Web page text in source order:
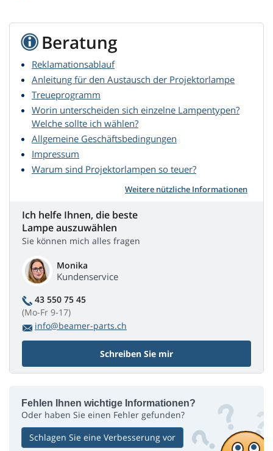
Beratung
Reklamationsablauf
Anleitung für den Austausch der Projektorlampe
Treueprogramm
Worin unterscheiden sich einzelne Lampentypen?
Welche sollte ich wählen?
Allgemeine Geschäftsbedingungen
Impressum
Warum sind Projektorlampen so teuer?
Weitere nützliche Informationen
Ich helfe Ihnen, die beste
Lampe auszuwählen
Sie können mich alles fragen
Monika
Kundenservice
43 550 75 45
(Mo-Fr 9-17)
info@beamer-parts.ch
Schreiben Sie mir
Fehlen Ihnen wichtige Informationen?
Oder haben Sie einen Fehler gefunden?
Schlagen Sie eine Verbesserung vor